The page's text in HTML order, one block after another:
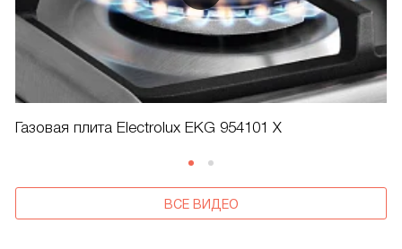
Газовая плита Electrolux EKG 954101 X
ВСЕ ВИДЕО